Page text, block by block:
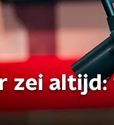
zei